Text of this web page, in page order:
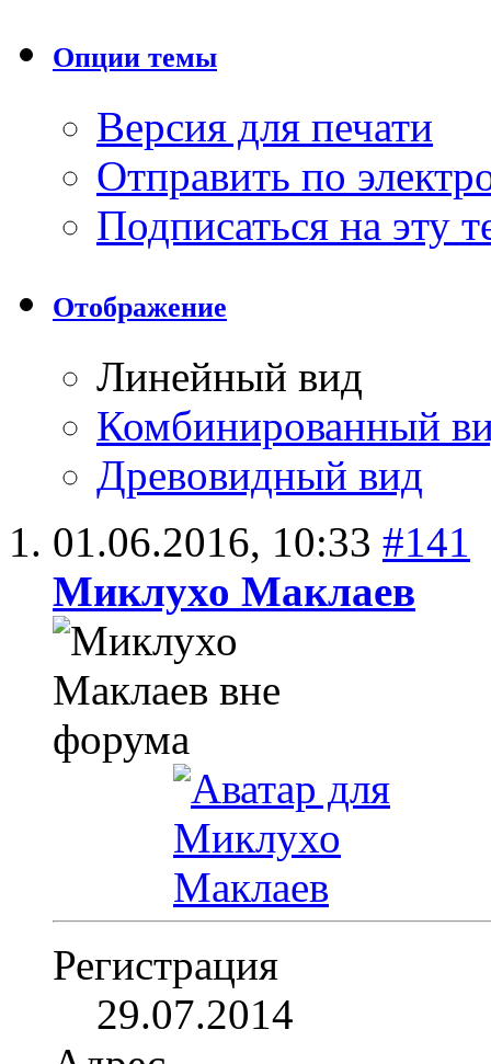
Опции темы
Версия для печати
Отправить по
Подписаться на эту
Отображение
Линейный вид
Комбинированный
Древовидный вид
01.06.2016, 10:33 #141
Миклухо Маклаев
Регистрация
29.07.2014